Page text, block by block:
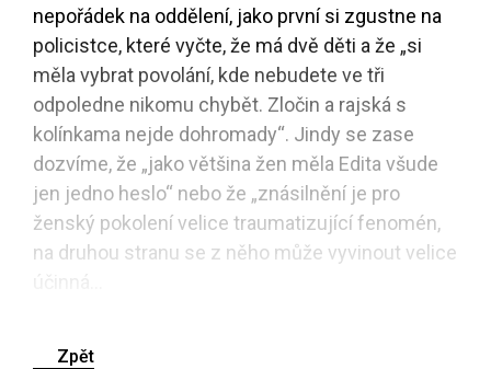
nepořádek na oddělení, jako první si zgustne na
policistce, které vyčte, že má dvě děti a že „si
měla vybrat povolání, kde nebudete ve tři
odpoledne nikomu chybět. Zločin a rajská s
kolínkama nejde dohromady“. Jindy se zase
dozvíme, že „jako většina žen měla Edita všude
jen jedno heslo“ nebo že „znásilnění je pro
ženský pokolení velice traumatizující fenomén,
na druhou stranu se z něho může vyvinout velice
Zpět